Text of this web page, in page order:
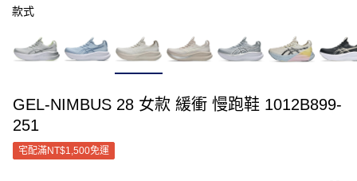
款式
GEL-NIMBUS 28 女款 緩衝 慢跑鞋 1012B899-
251
宅配滿NT$1,500免運